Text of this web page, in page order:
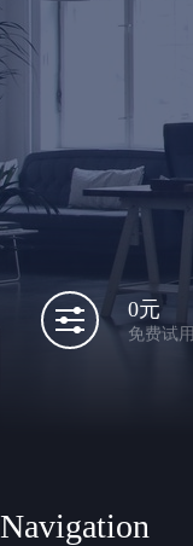
0元
免费试用
Navigation